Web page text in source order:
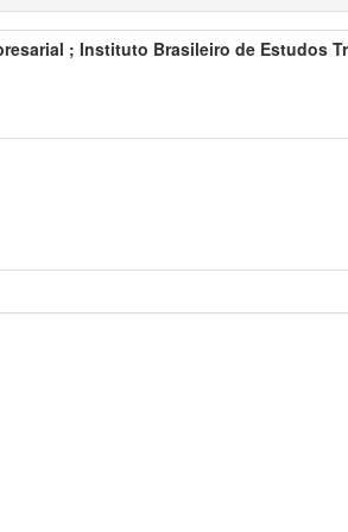
; Instituto Brasileiro de Estudos